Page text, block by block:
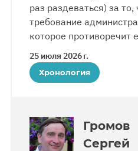
раз раздеваться) за
требование
которое противоречит
нет тонометра. Его
на прогулки. По этому
25 июля 2026 г.
Хронология
Громов
Сергей